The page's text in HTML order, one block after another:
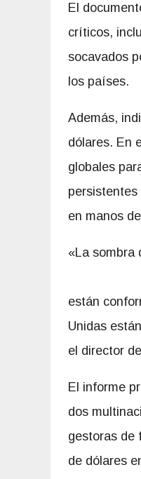
El
críticos,
socavados
los países.
Además,
dólares. En
globales
persistentes
en manos
«La sombra
están
Unidas
el director
El informe
dos
gestoras de
de dólares